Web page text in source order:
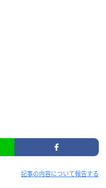
記事の内容について報告する